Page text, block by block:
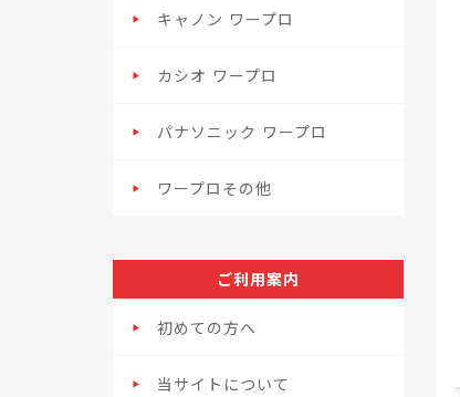
キャノン ワープロ
カシオ ワープロ
パナソニック ワープロ
ワープロその他
ご利用案内
初めての方へ
当サイトについて